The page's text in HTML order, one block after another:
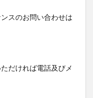
スのお問い合わせは
だければ電話及びメ